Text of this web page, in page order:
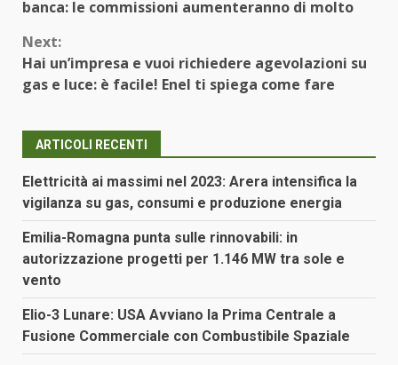
banca: le commissioni aumenteranno di molto
Next:
Hai un’impresa e vuoi richiedere agevolazioni su
gas e luce: è facile! Enel ti spiega come fare
ARTICOLI RECENTI
Elettricità ai massimi nel 2023: Arera intensifica la
vigilanza su gas, consumi e produzione energia
Emilia-Romagna punta sulle rinnovabili: in
autorizzazione progetti per 1.146 MW tra sole e
vento
Elio-3 Lunare: USA Avviano la Prima Centrale a
Fusione Commerciale con Combustibile Spaziale